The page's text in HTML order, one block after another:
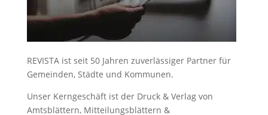
REVISTA ist seit 50 Jahren zuverlässiger Partner für
Gemeinden, Städte und Kommunen.
Unser Kerngeschäft ist der Druck & Verlag von
Amtsblättern, Mitteilungsblättern &